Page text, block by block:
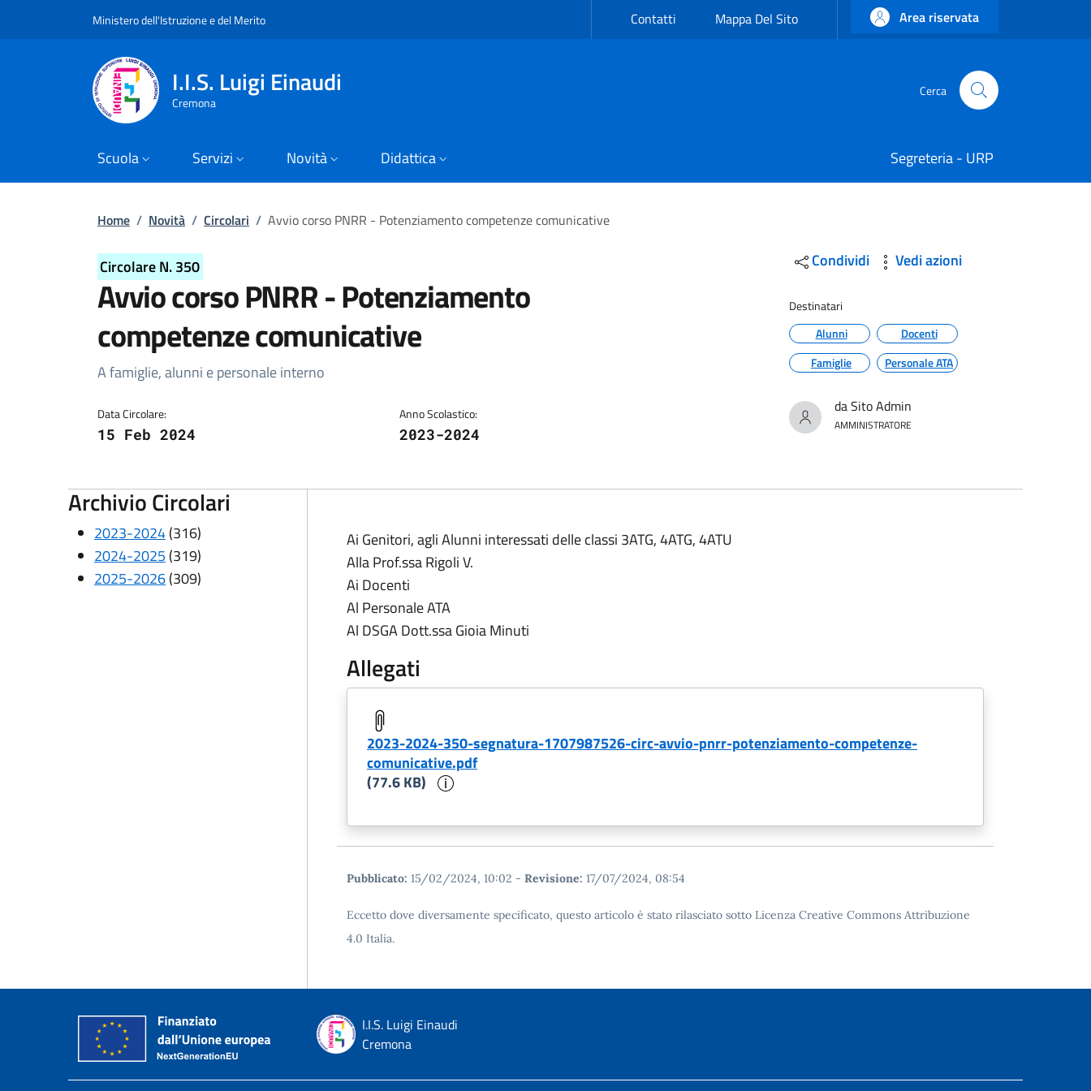
Ministero dell'Istruzione e del MeritoSlim top Contatti Mappa Del Sito Area riservata
I.I.S. Luigi Einaudi
Cremona
Cerca
Cerca
Scuola Servizi Novità Didattica Segreteria - URP
Briciole di pane
Home / Novità / Circolari / Avvio corso PNRR - Potenziamento competenze comunicative
Circolare N. 350
Avvio corso PNRR - Potenziamento
competenze comunicative
Dettagli della circolare
A famiglie, alunni e personale interno
Data Circolare:
15 Feb 2024
Anno Scolastico:
2023-2024
Condividi Vedi azioni
Destinatari
Alunni
Docenti
Famiglie
Personale ATA
da Sito Admin
AMMINISTRATORE
Archivio Circolari
2023-2024(316)
2024-2025 (319)
2025-2026(309)
Ai Genitori, agli Alunni interessati delle classi 3ATG, 4ATG, 4ATU
Alla Prof.ssa Rigoli V.
Ai Docenti
Al Personale ATA
Al DSGA Dott.ssa Gioia Minuti
Allegati
2023-2024-350-segnatura-1707987526-circ-avvio-pnrr-potenziamento-competenze-
comunicative.pdf
(77.6 KB)
Pubblicato: 15/02/2024, 10:02 - Revisione: 17/07/2024, 08:54
Eccetto dove diversamente specificato, questo articolo è stato rilasciato sotto Licenza Creative Commons Attribuzione
4.0 Italia.
I.I.S. Luigi Einaudi
Cremona